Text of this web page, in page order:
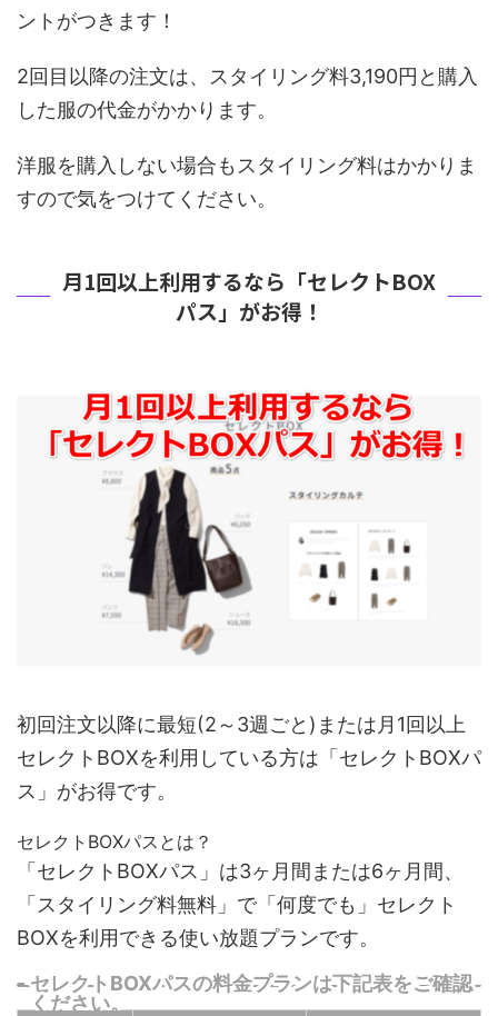
ントがつきます！
2回目以降の注文は、スタイリング料3,190円と購入
した服の代金がかかります。
洋服を購入しない場合もスタイリング料はかかりま
すので気をつけてください。
月1回以上利用するなら「セレクトBOX
パス」がお得！
初回注文以降に最短(2～3週ごと)または月1回以上
セレクトBOXを利用している方は「セレクトBOXパ
ス」がお得です。
セレクトBOXパスとは？
「セレクトBOXパス」は3ヶ月間または6ヶ月間、
「スタイリング料無料」で「何度でも」セレクト
BOXを利用できる使い放題プランです。
セレクトBOXパスの料金プランは下記表をご確認
ください。